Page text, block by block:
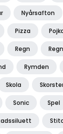
Nyårsafton
Pizza
Regn
Rymden
Skola
Sonic Spel